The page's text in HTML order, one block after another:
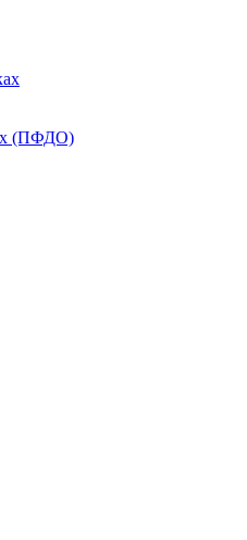
(ПФДО)